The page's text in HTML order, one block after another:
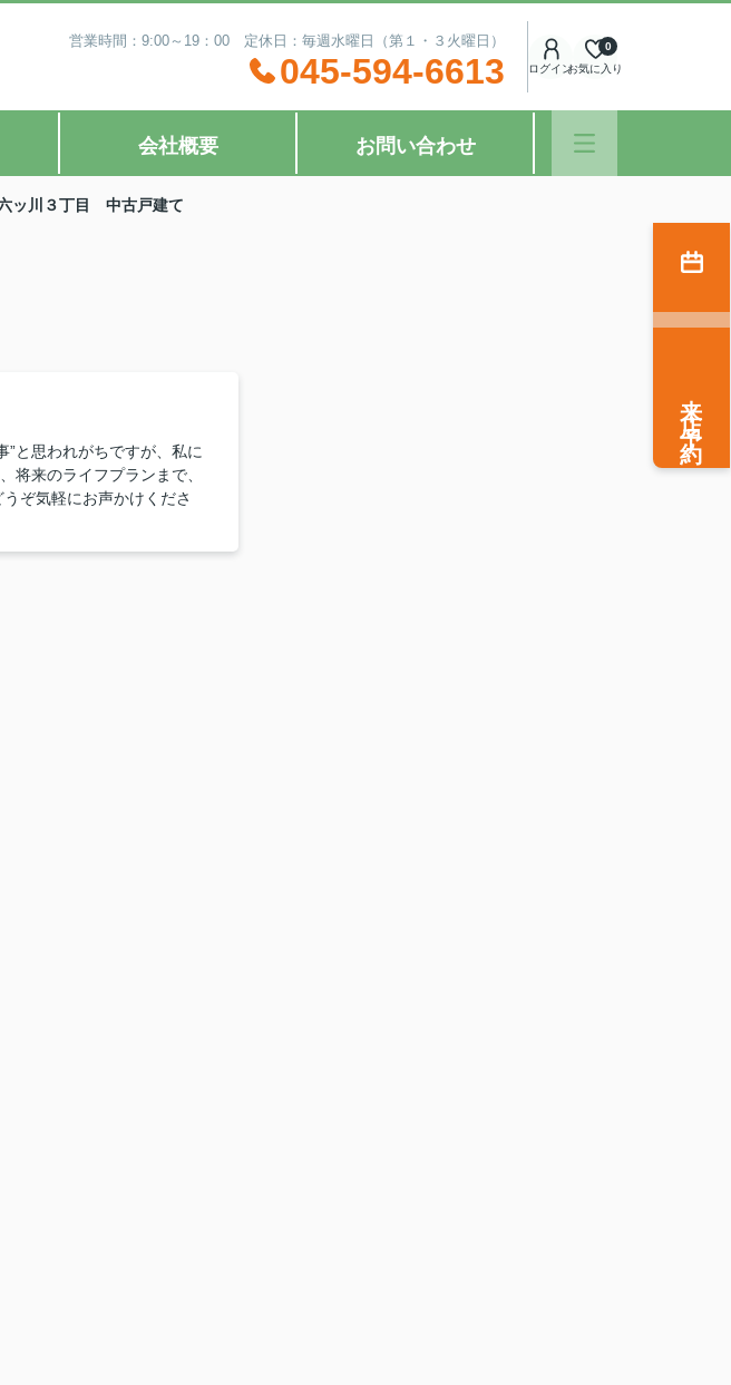
営業時間：9:00～19：00 定休日：毎週水曜日（第１・３火曜日）
045-594-6613 ログインお気に入り
0
会社概要 お問い合わせ
ッ川３丁目 中古戸建て
と思われがちですが、私に
将来のライフプランまで、
ぞ気軽にお声かけくださ
来店予約